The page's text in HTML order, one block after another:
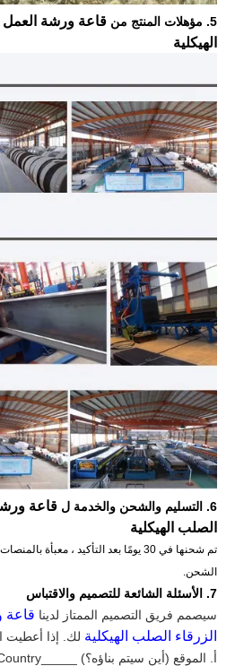
5. مؤهلات المنتج من
قاعة ورشة العمل
الهيكلية
6. التسليم والشحن والخدمة ل
قاعة
الصلب الهيكلية
تم شحنها في 30 يومًا بعد التأكيد ، معبأة
الشحن.
7. الأسئلة الشائعة للتصميم والاقتباس
سيصمم فريق التصميم الممتاز لدينا قاعة
الزرقاء الصلب الهيكلية لك. إذا أعطيت
أ. الموقع (أين سيتم بناؤه؟) _____Country ، المنطقة